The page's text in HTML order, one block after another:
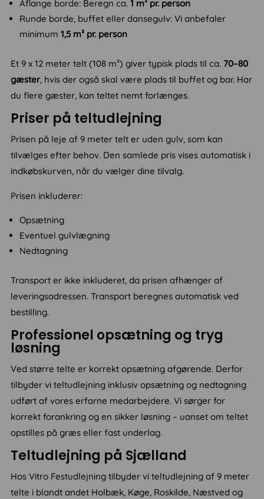
Aflange borde: Beregn ca.1 m² pr. person
Runde borde, buffet eller dansegulv: Vi anbefaler
minimum1,5 m² pr. person
Et 9 x 12 meter telt (108 m²) giver typisk plads til ca. 70–80
gæster, hvis der også skal være plads til buffet og bar. Har
du flere gæster, kan teltet nemt forlænges.
Priser på teltudlejning
Prisen på leje af 9 meter telt er uden gulv, som kan
tilvælges efter behov. Den samlede pris vises automatisk i
indkøbskurven, når du vælger dine tilvalg.
Prisen inkluderer:
Opsætning
Eventuel gulvlægning
Nedtagning
Transport er ikke inkluderet, da prisen afhænger af
leveringsadressen. Transport beregnes automatisk ved
bestilling.
Professionel opsætning og tryg
løsning
Ved større telte er korrekt opsætning afgørende. Derfor
tilbyder vi teltudlejning inklusiv opsætning og nedtagning
udført af vores erfarne medarbejdere. Vi sørger for
korrekt forankring og en sikker løsning – uanset om teltet
opstilles på græs eller fast underlag.
Teltudlejning på Sjælland
Hos Vitro Festudlejning tilbyder vi teltudlejning af 9 meter
telte i blandt andet Holbæk, Køge, Roskilde, Næstved og